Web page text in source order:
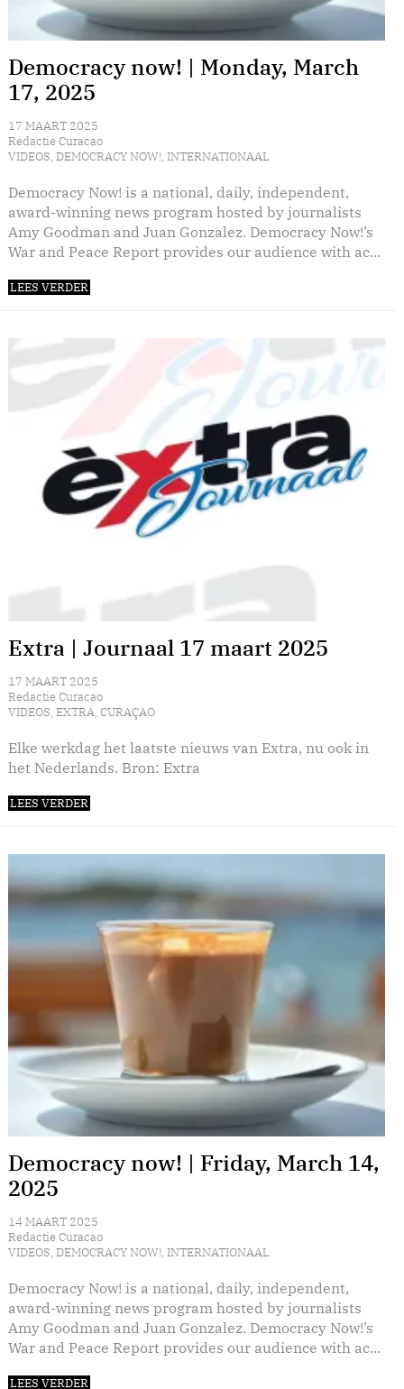
Democracy now! | Monday, March
17, 2025
17 MAART 2025
Redactie Curacao
VIDEOS, DEMOCRACY NOW!, INTERNATIONAAL
Democracy Now! is a national, daily, independent,
award-winning news program hosted by journalists
Amy Goodman and Juan Gonzalez. Democracy Now!’s
War and Peace Report provides our audience with ac...
LEES VERDER
Extra | Journaal 17 maart 2025
17 MAART 2025
Redactie Curacao
VIDEOS, EXTRÁ, CURAÇAO
Elke werkdag het laatste nieuws van Extra, nu ook in
het Nederlands. Bron: Extra
LEES VERDER
Democracy now! | Friday, March 14,
2025
14 MAART 2025
Redactie Curacao
VIDEOS, DEMOCRACY NOW!, INTERNATIONAAL
Democracy Now! is a national, daily, independent,
award-winning news program hosted by journalists
Amy Goodman and Juan Gonzalez. Democracy Now!’s
War and Peace Report provides our audience with ac...
LEES VERDER